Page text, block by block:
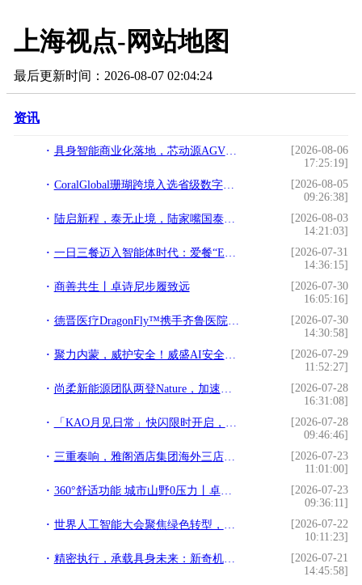
上海视点-网站地图
最后更新时间：2026-08-07 02:04:24
资讯
具身智能商业化落地，芯动源AGV领跑工业AMR全域智能化浪潮
[2026-08-06
17:25:19]
CoralGlobal珊瑚跨境入选省级数字贸易高质量发展重点项目
[2026-08-05
09:26:38]
陆启新程，泰无止境，陆家嘴国泰人寿总部乔迁新址
[2026-08-03
14:21:03]
一日三餐迈入智能体时代：爱餐“E食无忧”正加速孵化
[2026-07-31
14:36:15]
商善共生丨卓诗尼步履致远
[2026-07-30
16:05:16]
德晋医疗DragonFly™携手齐鲁医院专家赴哈萨克斯坦开展学术交流
[2026-07-30
14:30:58]
聚力内蒙，威护安全！威盛AI安全新品发布路演活动圆满举行！
[2026-07-29
11:52:27]
尚柔新能源团队两登Nature，加速柔性钙钛矿太空光伏产业化落地
[2026-07-28
16:31:08]
「KAO月见日常」快闪限时开启，花王沉浸式体验联结日常美好
[2026-07-28
09:46:46]
三重奏响，雅阁酒店集团海外三店将联袂启幕
[2026-07-23
11:01:00]
360°舒适功能 城市山野0压力丨卓诗尼「城野漫游日」活动登陆长沙
[2026-07-23
09:36:11]
世界人工智能大会聚焦绿色转型，思格新能源许映童发表主旨演讲
[2026-07-22
10:11:23]
精密执行，承载具身未来：新奇机器人首次亮相WAIC
[2026-07-21
14:45:58]